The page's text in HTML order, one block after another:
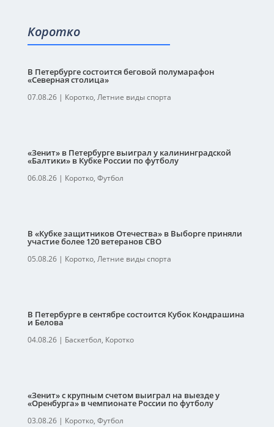
Коротко
В Петербурге состоится беговой полумарафон
«Северная столица»
07.08.26| Коротко, Летние виды спорта
«Зенит» в Петербурге выиграл у калининградской
«Балтики» в Кубке России по футболу
06.08.26| Коротко, Футбол
В «Кубке защитников Отечества» в Выборге приняли
участие более 120 ветеранов СВО
05.08.26| Коротко, Летние виды спорта
В Петербурге в сентябре состоится Кубок Кондрашина
и Белова
04.08.26| Баскетбол, Коротко
«Зенит» с крупным счетом выиграл на выезде у
«Оренбурга» в чемпионате России по футболу
03.08.26| Коротко, Футбол